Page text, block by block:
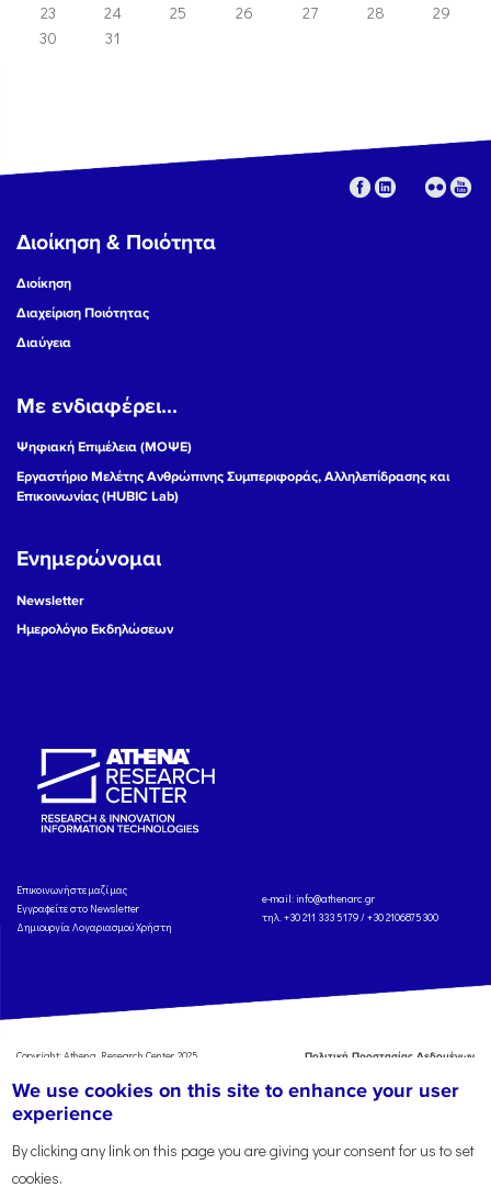
23
24 25 26 27 28
29
30
31
Διοίκηση & Ποιότητα
Διοίκηση
Διαχείριση Ποιότητας
Διαύγεια
Με ενδιαφέρει...
Ψηφιακή Επιμέλεια (ΜΟΨΕ)
Εργαστήριο Μελέτης Ανθρώπινης Συμπεριφοράς, Αλληλεπίδρασης και
Επικοινωνίας (HUBIC Lab)
Ενημερώνομαι
Newsletter
Ημερολόγιο Εκδηλώσεων
Eπικοινωνήστε μαζί μας
Εγγραφείτε στο Newsletter
Δημιουργία Λογαριασμού Χρήστη
e-mail: info@athenarc.gr
τηλ. +30 211 333 5179 / +30 2106875300
Copyright: Athena Research Center, 2025
Πολιτική Προστασίας Δεδομένων
Χρήσης
Αναφορά
We use cookies on this site to enhance your user
experience
By clicking any link on this page you are giving your consent for us to set
cookies.